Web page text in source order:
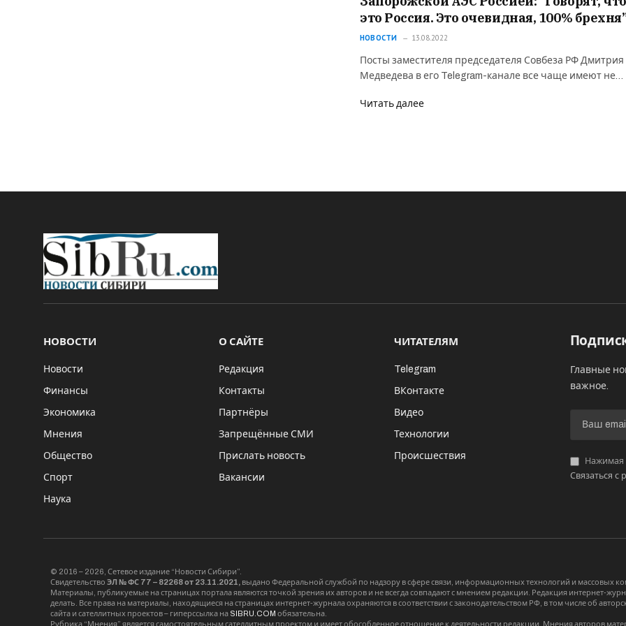
это Россия. Это очевидная, 100%
НОВОСТИ 13.08.2022
Посты заместителя председателя Совбеза РФ Дмитрия
Медведева в его Telegram-канале все чаще имеют не…
Читать далее
НОВОСТИ
Новости
Финансы
Экономика
Мнения
Общество
Спорт
Наука
О САЙТЕ
Редакция
Контакты
Партнёры
Запрещённые СМИ
Прислать новость
Вакансии
ЧИТАТЕЛЯМ
Telegram
ВКонтакте
Видео
Технологии
Происшествия
Главные
важное.
Нажимая
Связаться с
© 2016 – 2026, Сетевое издание “Новости Сибири”.
Свидетельство ЭЛ № ФС 77 – 82268 от 23.11.2021, выдано Федеральной службой по надзору в сфере связи, информационных технологий и массовых
Материалы, публикуемые на страницах портала являются точкой зрения их авторов и не всегда совпадают с мнением редакции. Редакция интернет-
делать. Все права на материалы, находящиеся на страницах интернет-журнала охраняются в соответствии с законодательством РФ, в том числе об
сайта и сателлитных проектов – гиперссылка на SIBRU.COM обязательна.
Рубрика “Мнения” является самостоятельным сателлитным проектом и имеет обособленное отношение к деятельности редакции. Мнения авторов